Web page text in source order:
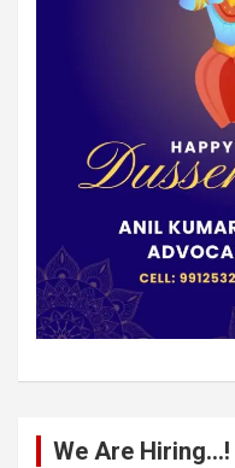
We Are Hiring…!